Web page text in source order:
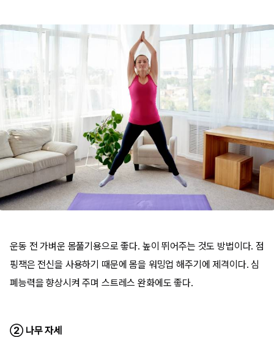
운동 전 가벼운 몸풀기용으로 좋다. 높이 뛰어주는 것도 방법이다. 점
핑잭은 전신을 사용하기 때문에 몸을 워밍업 해주기에 제격이다. 심
폐능력을 향상시켜 주며 스트레스 완화에도 좋다.
② 나무 자세